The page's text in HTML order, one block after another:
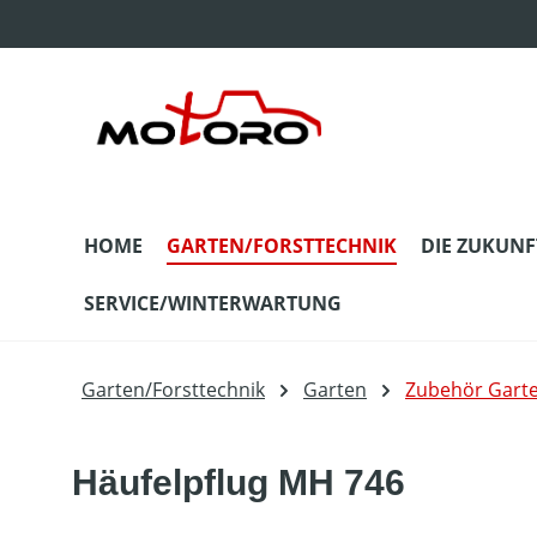
HOME GARTEN/FORSTTECHNIK DIE
SERVICE/WINTERWARTUNG
Garten/Forsttechnik Garten Zubehör
Häufelpflug MH 746